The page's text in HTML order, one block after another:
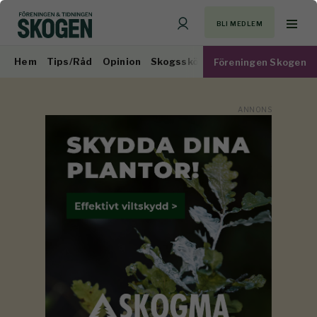
BLI MEDLEM
Hem Tips/Råd Opinion Skogsskötsel Virkesmarknad
Föreningen Skogen